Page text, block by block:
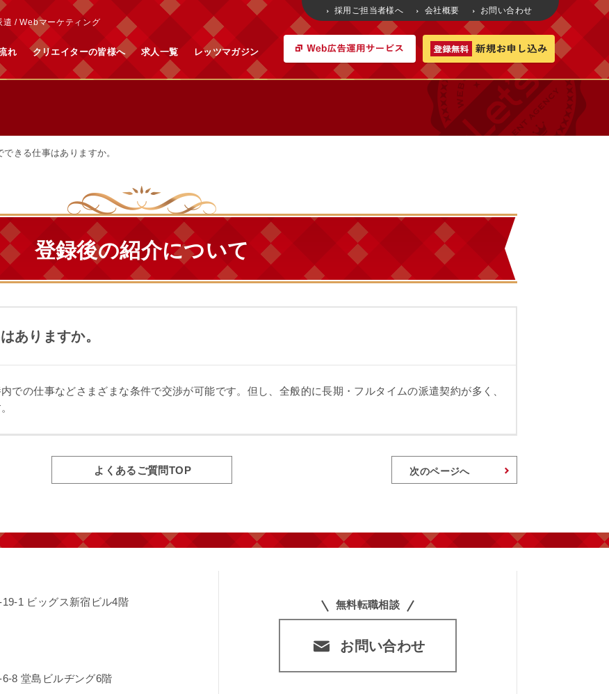
/ Webマーケティング
れ クリエイターの皆様へ 求人一覧 レッツマガジン
採用ご担当者様へ 会社概要 お問い合わせ
きる仕事はありますか。
登録後の紹介について
ありますか。
での仕事などさまざまな条件で交渉が可能です。但し、全般的に長期・フルタイムの派遣契約が多く、
よくあるご質問TOP 次のページへ
1 ビッグス新宿ビル4階
6-8 堂島ビルヂング6階
無料転職相談
お問い合わせ